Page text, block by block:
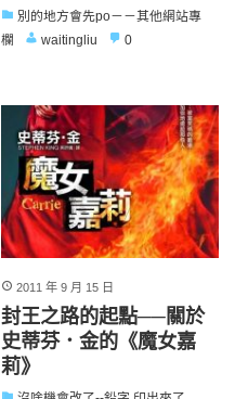
別的地方會先po－－其他網站專
欄
waitingliu 0
2011 年 9 月 15 日
封王之路的起點──關於
史蒂芬．金的《魔女嘉
莉》